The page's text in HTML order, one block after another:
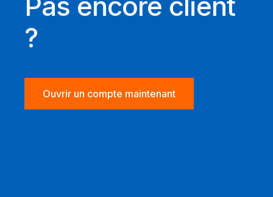
?
Ouvrir un compte maintenant